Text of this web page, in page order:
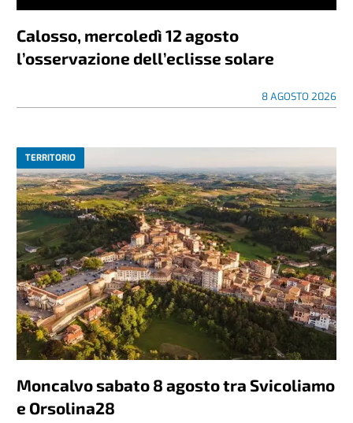
Calosso, mercoledì 12 agosto
l’osservazione dell’eclisse solare
8 AGOSTO 2026
TERRITORIO
Moncalvo sabato 8 agosto tra Svicoliamo
e Orsolina28